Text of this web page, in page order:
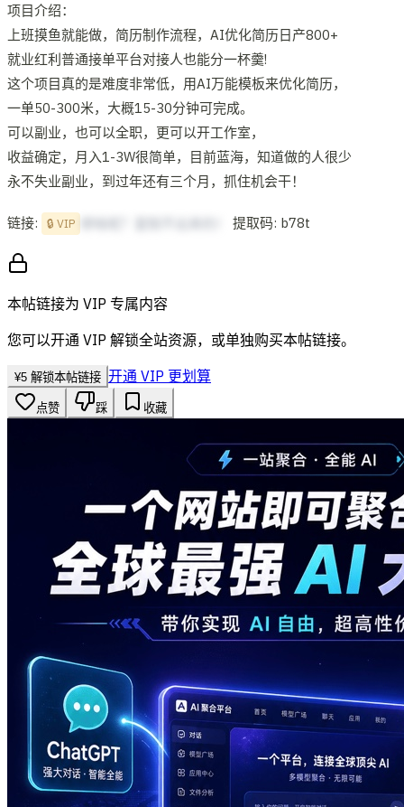
项目介绍：
上班摸鱼就能做，简历制作流程，AI优化简历日产800+
就业红利普通接单平台对接人也能分一杯羹!
这个项目真的是难度非常低，用AI万能模板来优化简历，
一单50-300米，大概15-30分钟可完成。
可以副业，也可以全职，更可以开工作室，
收益确定，月入1-3W很简单，目前蓝海，知道做的人很少
永不失业副业，到过年还有三个月，抓住机会干！
链接: 🔒 VIP 提取码: b78t
本帖链接为 VIP 专属内容
您可以开通 VIP 解锁全站资源，或单独购买本帖链接。
¥5 解锁本帖链接 开通 VIP 更划算
点赞 踩 收藏